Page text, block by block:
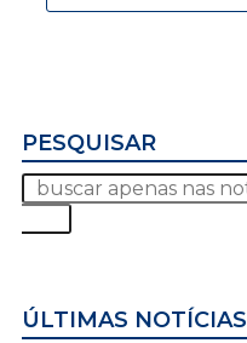
PESQUISAR
ÚLTIMAS NOTÍCIAS